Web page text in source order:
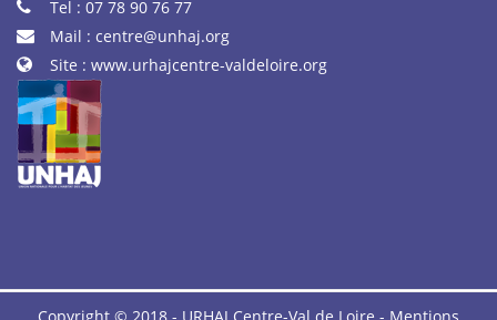
Tel : 07 78 90 76 77
Mail : centre@unhaj.org
Site : www.urhajcentre-valdeloire.org
Copyright © 2018 - URHAJ Centre-Val de Loire - Mentions